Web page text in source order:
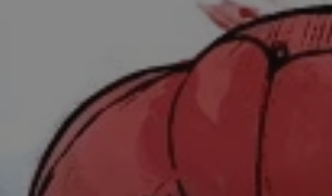
VISITOR_PRIVACY_METADATA
Google Privacy